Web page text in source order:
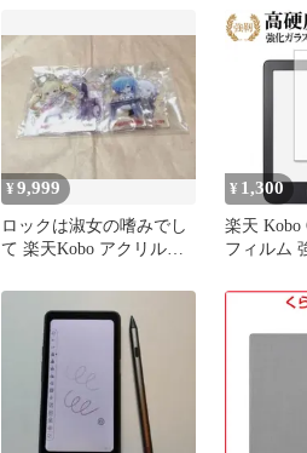
無料
¥9,999
ロックは淑女の嗜みでし
て 楽天Kobo アクリルキ
選品
¥ 1,300
楽天 Kobo
フィルム
ライトカ